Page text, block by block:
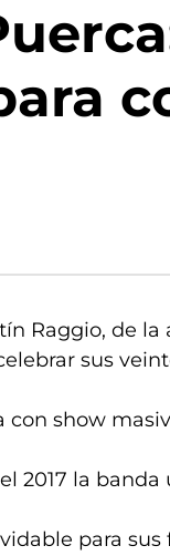
Raggio, de la
sus
con show
2017 la
para sus